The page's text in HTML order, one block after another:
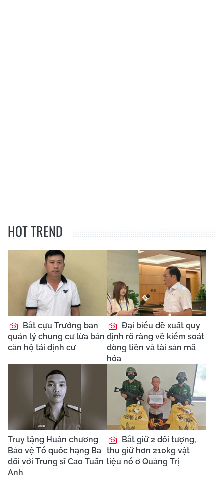
HOT TREND
Bắt cựu Trưởng ban
quản lý chung cư lừa bán
căn hộ tái định cư
Đại biểu đề xuất quy
định rõ ràng về kiểm soát
dòng tiền và tài sản mã
hóa
Truy tặng Huân chương
Bảo vệ Tổ quốc hạng Ba
đối với Trung sĩ Cao Tuấn
Anh
Bắt giữ 2 đối tượng,
thu giữ hơn 210kg vật
liệu nổ ở Quảng Trị